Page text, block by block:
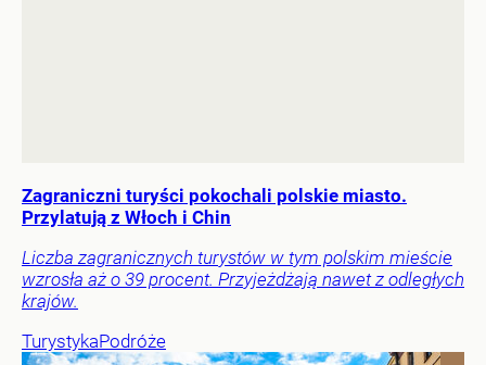
Zagraniczni turyści pokochali polskie miasto.
Przylatują z Włoch i Chin
Liczba zagranicznych turystów w tym polskim mieście
wzrosła aż o 39 procent. Przyjeżdżają nawet z odległych
krajów.
TurystykaPodróże